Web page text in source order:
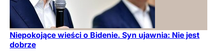
Niepokojące wieści o Bidenie. Syn ujawnia: Nie jest
dobrze